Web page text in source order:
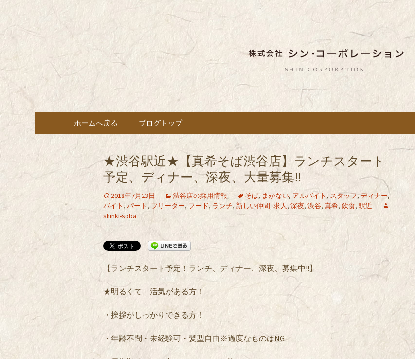
都内に5店舗展開してい
希（しんき）」を運営す
ン・コーポレーション」
東京都内に5店舗ある美味しい蕎麦のお店「真希（しんき）」
ョン」の新着情報はこちら。店舗によって24時間営業、宴会な
も豊富にご用意。
コンテンツへ移動
ホームへ戻る ブログトップ
★渋谷駅近★【真希そば渋谷店】ランチスタート
予定、ディナー、深夜、大量募集‼
2018年7月23日 渋谷店の採用情報 そば, まかない, アルバイト , スタッフ,ディナー,
バイト , パート ,フリーター, フード, ランチ, 新しい仲間, 求人, 深夜, 渋谷, 真希, 飲食,駅近
shinki-soba
【ランチスタート予定！ランチ、ディナー、深夜、募集中!!】
★明るくて、活気がある方！
・挨拶がしっかりできる方！
・年齢不問・未経験可・髪型自由※過度なものはNG